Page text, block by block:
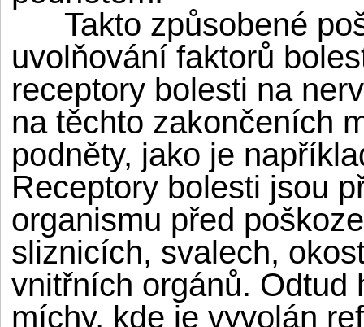
Takto způsobené
uvolňování faktorů
receptory bolesti na
na těchto zakončeních
podněty, jako je
Receptory bolesti jsou
organismu před
sliznicích, svalech,
vnitřních orgánů. Odtud
míchy, kde je vyvolán